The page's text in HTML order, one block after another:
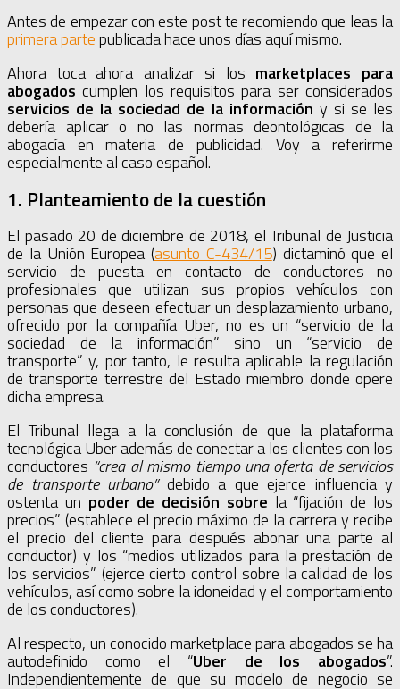
Antes de empezar con este post te recomiendo que leas la
primera partepublicada hace unos días aquí mismo.
Ahora toca ahora analizar si los marketplaces para
abogados cumplen los requisitos para ser considerados
servicios de la sociedad de la información y si se les
debería aplicar o no las normas deontológicas de la
abogacía en materia de publicidad. Voy a referirme
especialmente al caso español.
1. Planteamiento de la cuestión
El pasado 20 de diciembre de 2018, el Tribunal de Justicia
de la Unión Europea (asunto C-434/15) dictaminó que el
servicio de puesta en contacto de conductores no
profesionales que utilizan sus propios vehículos con
personas que deseen efectuar un desplazamiento urbano,
ofrecido por la compañía Uber, no es un “servicio de la
sociedad de la información” sino un “servicio de
transporte” y, por tanto, le resulta aplicable la regulación
de transporte terrestre del Estado miembro donde opere
dicha empresa.
El Tribunal llega a la conclusión de que la plataforma
tecnológica Uber además de conectar a los clientes con los
conductores “crea al mismo tiempo una oferta de servicios
de transporte urbano”debido a que ejerce influencia y
ostenta un poder de decisión sobre la “fijación de los
precios” (establece el precio máximo de la carrera y recibe
el precio del cliente para después abonar una parte al
conductor) y los “medios utilizados para la prestación de
los servicios” (ejerce cierto control sobre la calidad de los
vehículos, así como sobre la idoneidad y el comportamiento
de los conductores).
Al respecto, un conocido marketplace para abogados se ha
autodefinido como el “Uber de los abogados”.
Independientemente de que su modelo de negocio se